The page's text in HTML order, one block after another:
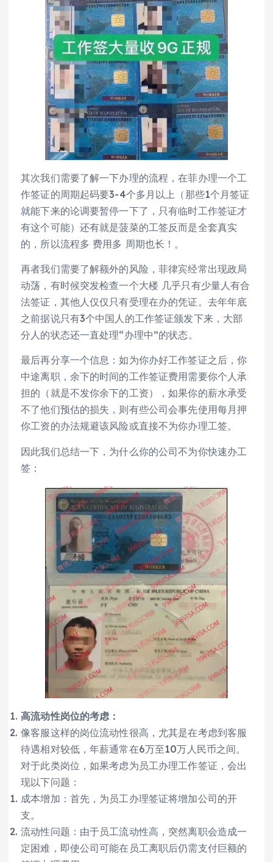
其次我们需要了解一下办理的流程，在菲办理一个工
作签证的周期起码要3-4个多月以上（那些1个月签证
就能下来的论调要暂停一下了，只有临时工作签证才
有这个可能）还有就是菠菜的工签反而是全套真实
的，所以流程多 费用多 周期也长！。
再者我们需要了解额外的风险，菲律宾经常出现政局
动荡，有时候突发检查一个大楼 几乎只有少量人有合
法签证，其他人仅仅只有受理在办的凭证。去年年底
之前据说只有3个中国人的工作签证颁发下来，大部
分人的状态还一直处理“办理中”的状态。
最后再分享一个信息：如为你办好工作签证之后，你
中途离职，余下的时间的工作签证费用需要你个人承
担的（就是不发你余下的工资），如果你的薪水承受
不了他们预估的损失，则有些公司会事先使用每月押
你工资的办法规避该风险或直接不为你办理工签。
因此我们总结一下，为什么你的公司不为你快速办工
签：
高流动性岗位的考虑：
像客服这样的岗位流动性很高，尤其是在考虑到客服
待遇相对较低，年薪通常在6万至10万人民币之间。
对于此类岗位，如果考虑为员工办理工作签证，会出
现以下问题：
成本增加：首先，为员工办理签证将增加公司的开
支。
流动性问题：由于员工流动性高，突然离职会造成一
定困难，即使公司可能在员工离职后仍需支付巨额的